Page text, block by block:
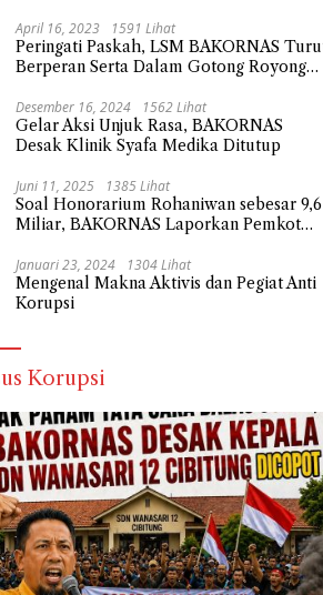
Tahun 2023
April 16, 2023 1591 Lihat
Peringati Paskah, LSM BAKORNAS Turut
Berperan Serta Dalam Gotong Royong
Desember 16, 2024 1562 Lihat
Gelar Aksi Unjuk Rasa, BAKORNAS
Desak Klinik Syafa Medika Ditutup
Juni 11, 2025 1385 Lihat
Soal Honorarium Rohaniwan sebesar 9,6
Miliar, BAKORNAS Laporkan Pemkot
Januari 23, 2024 1304 Lihat
Mengenal Makna Aktivis dan Pegiat Anti
Korupsi
Korupsi